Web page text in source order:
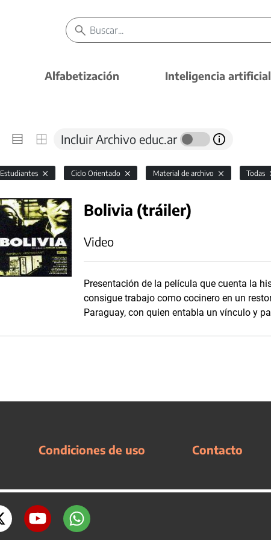
Alfabetización Inteligencia artificial
Incluir Archivo educ.ar
Estudiantes Ciclo Orientado Material de archivo Todas
Bolivia (tráiler)
Video
Presentación de la película que cuenta la
consigue trabajo como cocinero en un
Paraguay, con quien entabla un vínculo y
Condiciones de uso Contacto